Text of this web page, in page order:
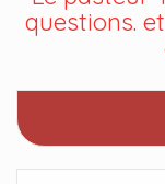
questions.